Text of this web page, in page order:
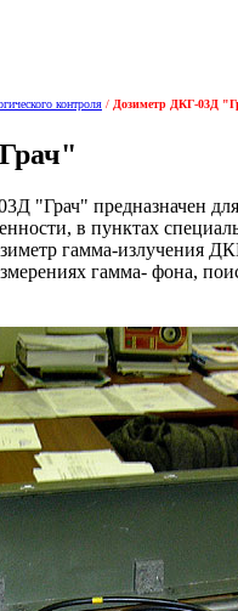
контроля / Дозиметр ДКГ-03Д
"Грач" предназначен
в пунктах
гамма-излучения
гамма- фона,